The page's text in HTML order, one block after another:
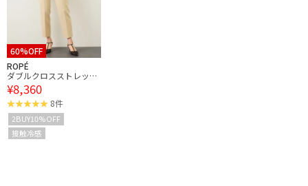
60%OFF
ROPÉ
ダブルクロスストレッチ
ペンシルパンツ/接触冷
感・イージーケア・セッ
トアップ対応
¥8,360
8件
2BUY10%OFF
接触冷感